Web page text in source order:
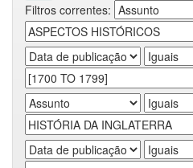
Filtros correntes: